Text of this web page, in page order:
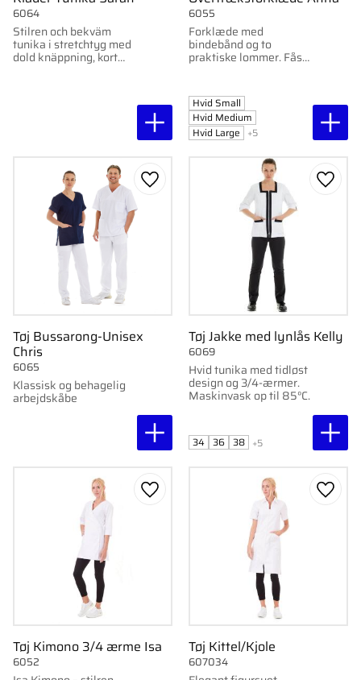
Stilren och bekväm
tunika i stretchtyg med
dold knäppning, kort
ärm och stå-upp krage.
6064
Forklæde med
bindebånd og to
praktiske lommer. Fås i
hvid eller sort.
6055
Hvid Small
Hvid Medium
Hvid Large +5
Tøj Bussarong-Unisex
Chris
Klassisk og behagelig
arbejdskåbe
6065
Gem som favorit
Tøj Jakke med lynlås Kelly
Hvid tunika med tidløst
design og 3/4-ærmer.
Maskinvask op til 85°C.
6069
Gem
34 36 38 +5
Tøj Kimono 3/4 ærme Isa
6052
Gem som favorit
Tøj Kittel/Kjole
607034
Gem